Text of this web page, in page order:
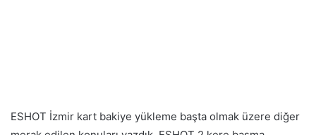
ESHOT İzmir kart bakiye yükleme başta olmak üzere diğer